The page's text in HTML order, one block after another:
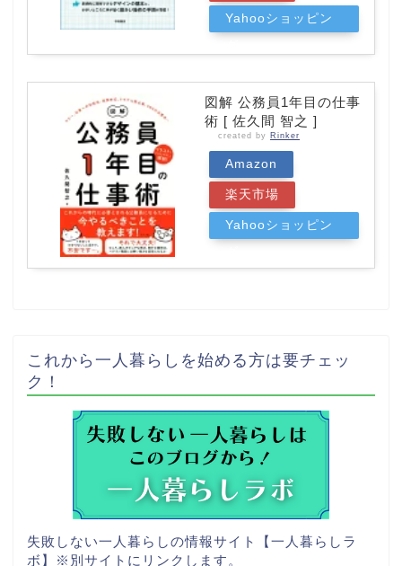
Yahooショッピン
図解 公務員1年目の仕事
術 [ 佐久間 智之 ]
created by Rinker
Amazon
楽天市場
Yahooショッピン
これから一人暮らしを始める方は要チェッ
ク！
失敗しない一人暮らしの情報サイト【一人暮らしラ
ボ】
※別サイトにリンクします。